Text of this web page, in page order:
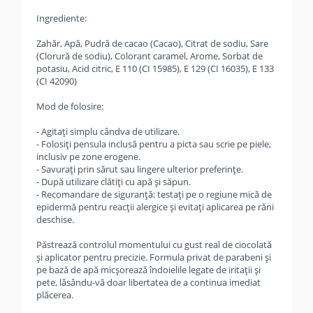
Ingrediente:
Zahăr, Apă, Pudră de cacao (Cacao), Citrat de sodiu, Sare
(Clorură de sodiu), Colorant caramel, Arome, Sorbat de
potasiu, Acid citric, E 110 (CI 15985), E 129 (CI 16035), E 133
(CI 42090)
Mod de folosire:
- Agitați simplu cândva de utilizare.
- Folosiți pensula inclusă pentru a picta sau scrie pe piele,
inclusiv pe zone erogene.
- Savurați prin sărut sau lingere ulterior preferințe.
- După utilizare clătiți cu apă și săpun.
- Recomandare de siguranță: testați pe o regiune mică de
epidermă pentru reacții alergice și evitați aplicarea pe răni
deschise.
Păstrează controlul momentului cu gust real de ciocolată
și aplicator pentru precizie. Formula privat de parabeni și
pe bază de apă micșorează îndoielile legate de iritații și
pete, lăsându-vă doar libertatea de a continua imediat
plăcerea.